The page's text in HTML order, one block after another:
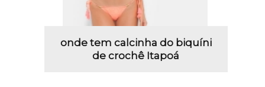
onde tem calcinha do biquíni
de crochê Itapoá